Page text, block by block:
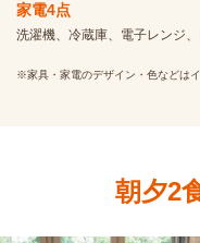
家電4点
洗濯機、冷蔵庫、電子レンジ
※家具・家電のデザイン・色などは
朝夕2